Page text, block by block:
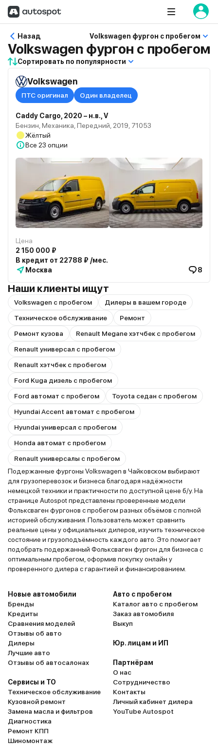
Назад Volkswagen фургон с пробегом
Volkswagen фургон с пробегом
Сортировать по популярности
Volkswagen
ПТС оригинал Один владелец
Caddy Cargo, 2020 – н.в., V
Бензин, Механика, Передний, 2019, 71053
Жёлтый
Все 23 опции
Цена
2 150 000 ₽
В кредит от 22788 ₽ /мес.
Москва
8
Наши клиенты ищут
Volkswagen с пробегом
Дилеры в вашем городе
Техническое обслуживание
Ремонт
Ремонт кузова
Renault Megane хэтчбек с пробегом
Renault универсал с пробегом
Renault хэтчбек с пробегом
Ford Kuga дизель с пробегом
Ford автомат с пробегом
Toyota седан с пробегом
Hyundai Accent автомат с пробегом
Hyundai универсал с пробегом
Honda автомат с пробегом
Renault универсалы с пробегом
Подержанные фургоны Volkswagen в Чайковском выбирают
для грузоперевозок и бизнеса благодаря надёжности
немецкой техники и практичности по доступной цене б/у. На
странице Autospot представлены проверенные модели
Фольксваген фургонов с пробегом разных объёмов с полной
историей обслуживания. Пользователь может сравнить
реальные цены у официальных дилеров, изучить техническое
состояние и грузоподъёмность каждого авто. Это помогает
подобрать подержанный Фольксваген фургон для бизнеса с
оптимальным пробегом, оформив покупку онлайн у
проверенного дилера с гарантией и финансированием.
Новые автомобили
Бренды
Кредиты
Сравнения моделей
Отзывы об авто
Дилеры
Лучшие авто
Отзывы об автосалонах
Сервисы и ТО
Техническое обслуживание
Кузовной ремонт
Замена масла и фильтров
Диагностика
Ремонт КПП
Шиномонтаж
Авто с пробегом
Каталог авто с пробегом
Заказ автомобиля
Выкуп
Юр. лицам и ИП
Партнёрам
О нас
Сотрудничество
Контакты
Личный кабинет дилера
YouTube Autospot